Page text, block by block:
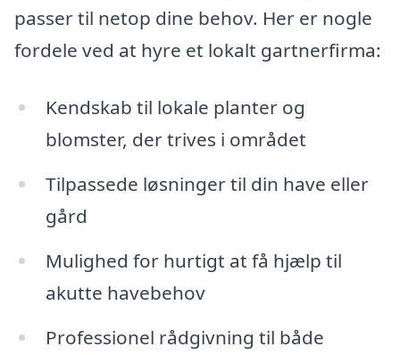
passer til netop dine behov. Her er nogle
fordele ved at hyre et lokalt gartnerfirma:
Kendskab til lokale planter og
blomster, der trives i området
Tilpassede løsninger til din have eller
gård
Mulighed for hurtigt at få hjælp til
akutte havebehov
Professionel rådgivning til både